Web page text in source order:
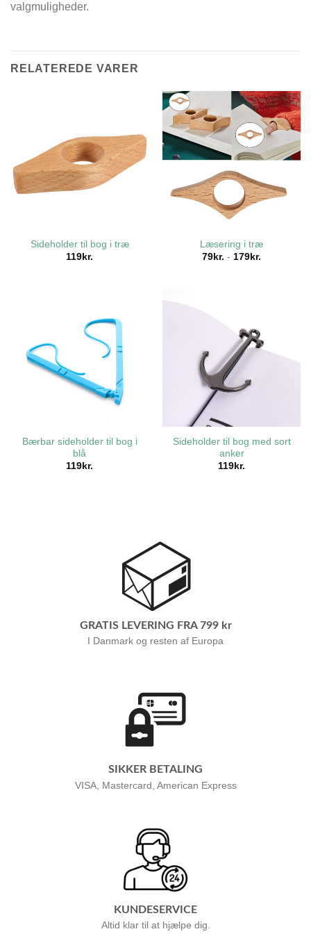
valgmuligheder.
RELATEREDE VARER
Sideholder til bog i træ
119 kr.
Læsering i træ
79 kr. - 179 kr.
Bærbar sideholder til bog i
blå
119 kr.
Sideholder til bog med sort
anker
119 kr.
GRATIS LEVERING FRA 799 kr
I Danmark og resten af Europa
SIKKER BETALING
VISA, Mastercard, American Express
KUNDESERVICE
Altid klar til at hjælpe dig.